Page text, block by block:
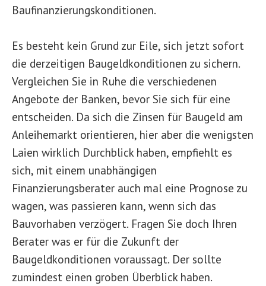
Baufinanzierungskonditionen.
Es besteht kein Grund zur Eile, sich jetzt sofort
die derzeitigen Baugeldkonditionen zu sichern.
Vergleichen Sie in Ruhe die verschiedenen
Angebote der Banken, bevor Sie sich für eine
entscheiden. Da sich die Zinsen für Baugeld am
Anleihemarkt orientieren, hier aber die wenigsten
Laien wirklich Durchblick haben, empfiehlt es
sich, mit einem unabhängigen
Finanzierungsberater auch mal eine Prognose zu
wagen, was passieren kann, wenn sich das
Bauvorhaben verzögert. Fragen Sie doch Ihren
Berater was er für die Zukunft der
Baugeldkonditionen voraussagt. Der sollte
zumindest einen groben Überblick haben.